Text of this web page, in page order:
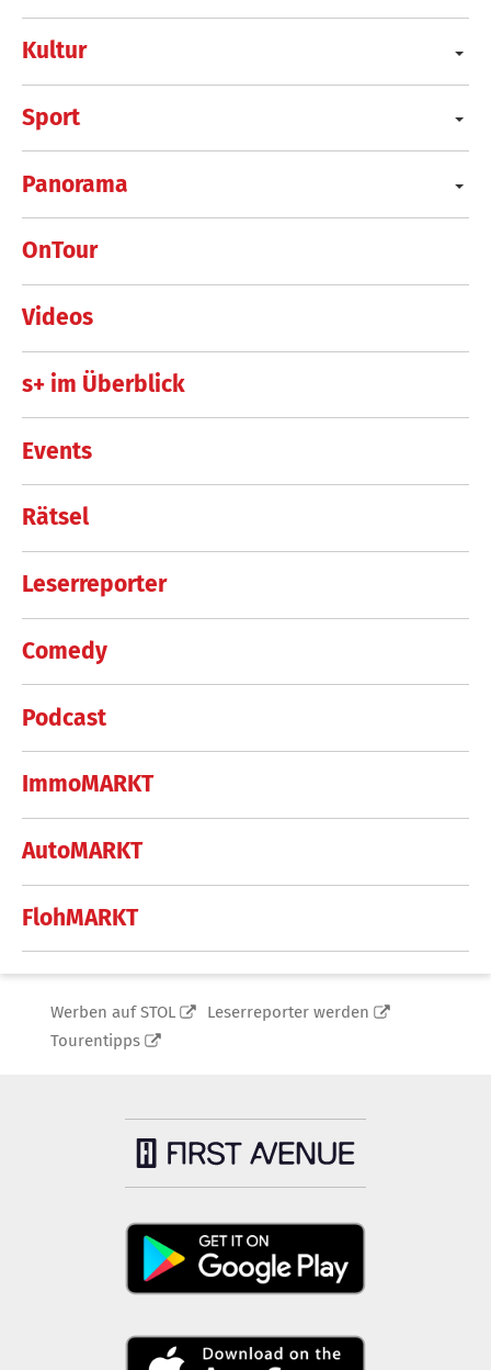
Kultur
Sport
Panorama
OnTour
Videos
s+ im Überblick
Events
Rätsel
Leserreporter
Comedy
Podcast
ImmoMARKT
AutoMARKT
FlohMARKT
Werben auf STOL
Leserreporter werden
Tourentipps